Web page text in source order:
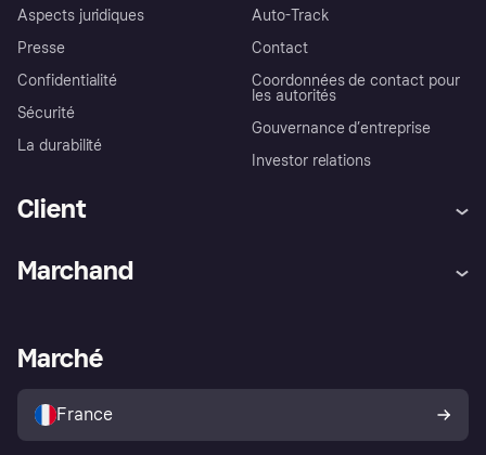
Aspects juridiques
Presse
Confidentialité
Sécurité
La durabilité
Auto-Track
Contact
Coordonnées de contact pour
les autorités
Gouvernance d’entreprise
Investor relations
Client
Explorez les magasins
Politique de protection de
l’acheteur Klarna
Marchand
Portail Marchand
Marché
France